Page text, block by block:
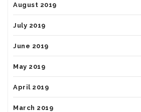
August 2019
July 2019
June 2019
May 2019
April 2019
March 2019